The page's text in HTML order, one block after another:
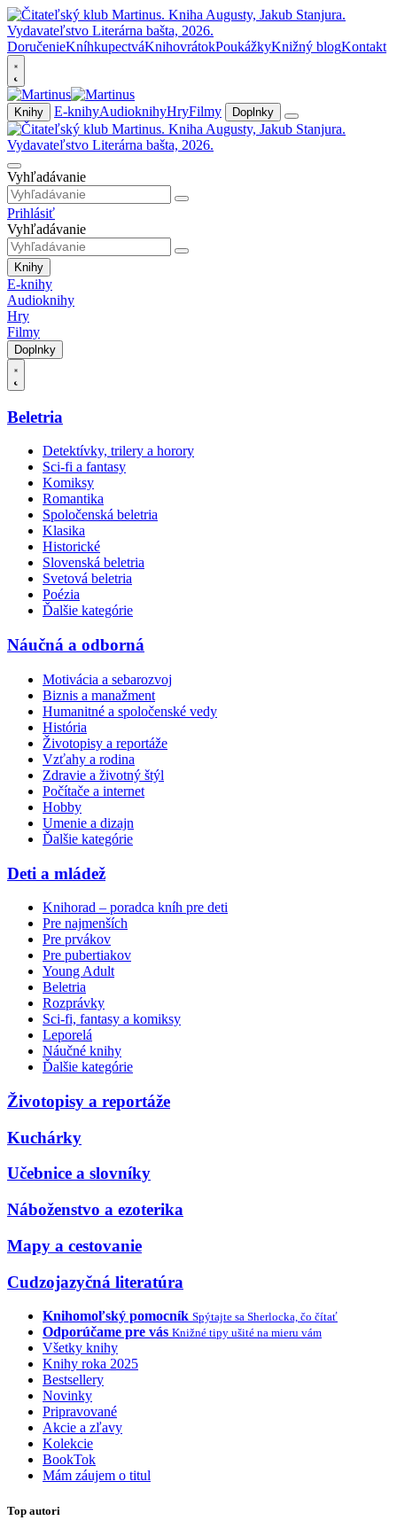
DoručenieKníhkupectváKnihovrátokPoukážkyKnižný blogKontakt
Knihy E-knihyAudioknihyHryFilmy Doplnky
Vyhľadávanie
Prihlásiť
Vyhľadávanie
Knihy
E-knihy
Audioknihy
Hry
Filmy
Doplnky
Beletria
Detektívky, trilery a horory
Sci-fi a fantasy
Komiksy
Romantika
Spoločenská beletria
Klasika
Historické
Slovenská beletria
Svetová beletria
Poézia
Ďalšie kategórie
Náučná a odborná
Motivácia a sebarozvoj
Biznis a manažment
Humanitné a spoločenské vedy
História
Životopisy a reportáže
Vzťahy a rodina
Zdravie a životný štýl
Počítače a internet
Hobby
Umenie a dizajn
Ďalšie kategórie
Deti a mládež
Knihorad – poradca kníh pre deti
Pre najmenších
Pre prvákov
Pre pubertiakov
Young Adult
Beletria
Rozprávky
Sci-fi, fantasy a komiksy
Leporelá
Náučné knihy
Ďalšie kategórie
Životopisy a reportáže
Kuchárky
Učebnice a slovníky
Náboženstvo a ezoterika
Mapy a cestovanie
Cudzojazyčná literatúra
Knihomoľský pomocník Spýtajte sa Sherlocka, čo čítať
Odporúčame pre vás Knižné tipy ušité na mieru vám
Všetky knihy
Knihy roka 2025
Bestsellery
Novinky
Pripravované
Akcie a zľavy
Kolekcie
BookTok
Mám záujem o titul
Top autori